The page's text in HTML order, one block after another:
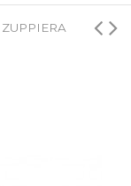
ZUPPIERA